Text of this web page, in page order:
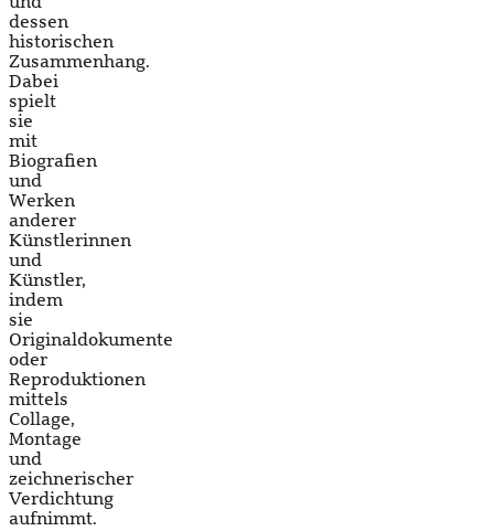
dessen
historischen
Zusammenhang.
Dabei
spielt
sie
mit
Biografien
und
Werken
anderer
Künstlerinnen
und
Künstler,
indem
sie
Originaldokumente
oder
Reproduktionen
mittels
Collage,
Montage
und
zeichnerischer
Verdichtung
aufnimmt.